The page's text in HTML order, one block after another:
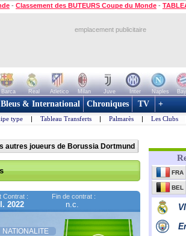
- Classement des BUTEURS Coupe du Monde -
emplacement publicitaire
Barca Real Atletico Milan Juve Inter Naples
Bleus & International Chroniques TV +
type | Tableau Transferts | Palmarès | Les Clubs
autres joueurs de Borussia Dortmund
Contrat :
2022
Fin de contrat :
n.c.
NATIONALITE